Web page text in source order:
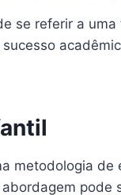
se referir a
metodologia